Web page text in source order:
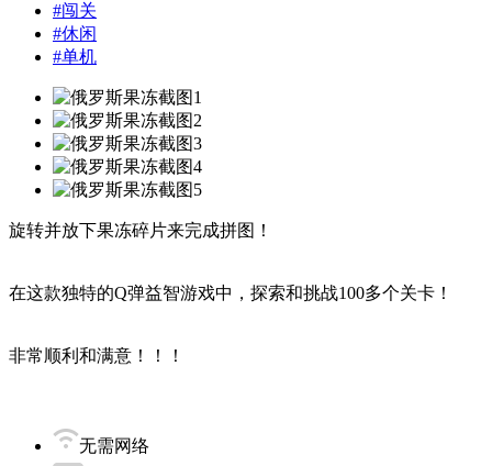
#闯关
#休闲
#单机
旋转并放下果冻碎片来完成拼图！
在这款独特的Q弹益智游戏中，探索和挑战100多个关卡！
非常顺利和满意！！！
无需网络